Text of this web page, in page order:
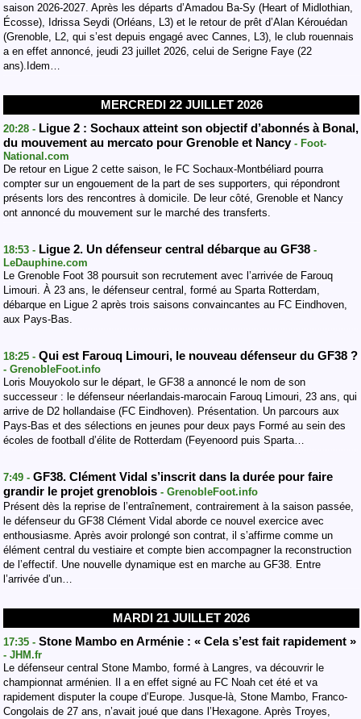
saison 2026-2027. Après les départs d’Amadou Ba-Sy (Heart of Midlothian,
Écosse), Idrissa Seydi (Orléans, L3) et le retour de prêt d’Alan Kérouédan
(Grenoble, L2, qui s’est depuis engagé avec Cannes, L3), le club rouennais
a en effet annoncé, jeudi 23 juillet 2026, celui de Serigne Faye (22
ans).Idem…
MERCREDI 22 JUILLET 2026
20:28 - Ligue 2 : Sochaux atteint son objectif d’abonnés à Bonal,
du mouvement au mercato pour Grenoble et Nancy - Foot-
National.com
De retour en Ligue 2 cette saison, le FC Sochaux-Montbéliard pourra
compter sur un engouement de la part de ses supporters, qui répondront
présents lors des rencontres à domicile. De leur côté, Grenoble et Nancy
ont annoncé du mouvement sur le marché des transferts.
18:53 - Ligue 2. Un défenseur central débarque au GF38 -
LeDauphine.com
Le Grenoble Foot 38 poursuit son recrutement avec l’arrivée de Farouq
Limouri. À 23 ans, le défenseur central, formé au Sparta Rotterdam,
débarque en Ligue 2 après trois saisons convaincantes au FC Eindhoven,
aux Pays-Bas.
18:25 - Qui est Farouq Limouri, le nouveau défenseur du GF38 ?
- GrenobleFoot.info
Loris Mouyokolo sur le départ, le GF38 a annoncé le nom de son
successeur : le défenseur néerlandais-marocain Farouq Limouri, 23 ans, qui
arrive de D2 hollandaise (FC Eindhoven). Présentation. Un parcours aux
Pays-Bas et des sélections en jeunes pour deux pays Formé au sein des
écoles de football d’élite de Rotterdam (Feyenoord puis Sparta…
7:49 - GF38. Clément Vidal s’inscrit dans la durée pour faire
grandir le projet grenoblois - GrenobleFoot.info
Présent dès la reprise de l’entraînement, contrairement à la saison passée,
le défenseur du GF38 Clément Vidal aborde ce nouvel exercice avec
enthousiasme. Après avoir prolongé son contrat, il s’affirme comme un
élément central du vestiaire et compte bien accompagner la reconstruction
de l’effectif. Une nouvelle dynamique est en marche au GF38. Entre
l’arrivée d’un…
MARDI 21 JUILLET 2026
17:35 - Stone Mambo en Arménie : « Cela s’est fait rapidement »
- JHM.fr
Le défenseur central Stone Mambo, formé à Langres, va découvrir le
championnat arménien. Il a en effet signé au FC Noah cet été et va
rapidement disputer la coupe d’Europe. Jusque-là, Stone Mambo, Franco-
Congolais de 27 ans, n’avait joué que dans l’Hexagone. Après Troyes,